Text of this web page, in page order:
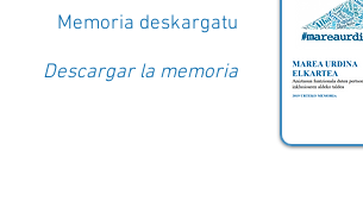
Memoria deskargatu
Descargar la memoria